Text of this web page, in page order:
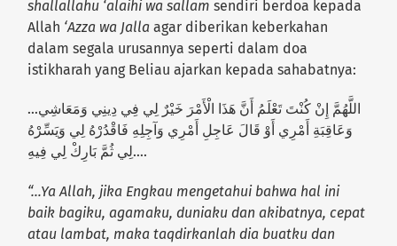
shallallahu ‘alaihi wa sallam sendiri berdoa kepada
Allah ‘Azza wa Jalla agar diberikan keberkahan
dalam segala urusannya seperti dalam doa
istikharah yang Beliau ajarkan kepada sahabatnya:
…اللَّهُمَّ إِنْ كُنْتَ تَعْلَمُ أَنَّ هَذَا الْأَمْرَ خَيْرٌ لِي فِي دِينِي وَمَعَاشِي
وَعَاقِبَةِ أَمْرِي أَوْ قَالَ عَاجِلِ أَمْرِي وَآجِلِهِ فَاقْدُرْهُ لِي وَيَسِّرْهُ
لِي ثُمَّ بَارِكْ لِي فِيهِ….
“…Ya Allah, jika Engkau mengetahui bahwa hal ini
baik bagiku, agamaku, duniaku dan akibatnya, cepat
atau lambat, maka taqdirkanlah dia buatku dan